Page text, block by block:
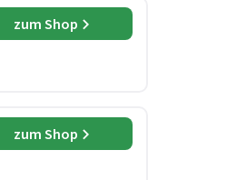
zum Shop
zum Shop